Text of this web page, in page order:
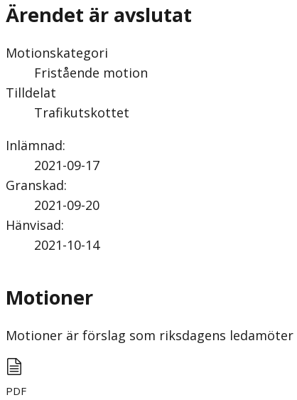
Ärendet är avslutat
Motionskategori
Fristående motion
Tilldelat
Trafikutskottet
Inlämnad:
2021-09-17
Granskad:
2021-09-20
Hänvisad:
2021-10-14
Motioner
Motioner är förslag som riksdagens
PDF